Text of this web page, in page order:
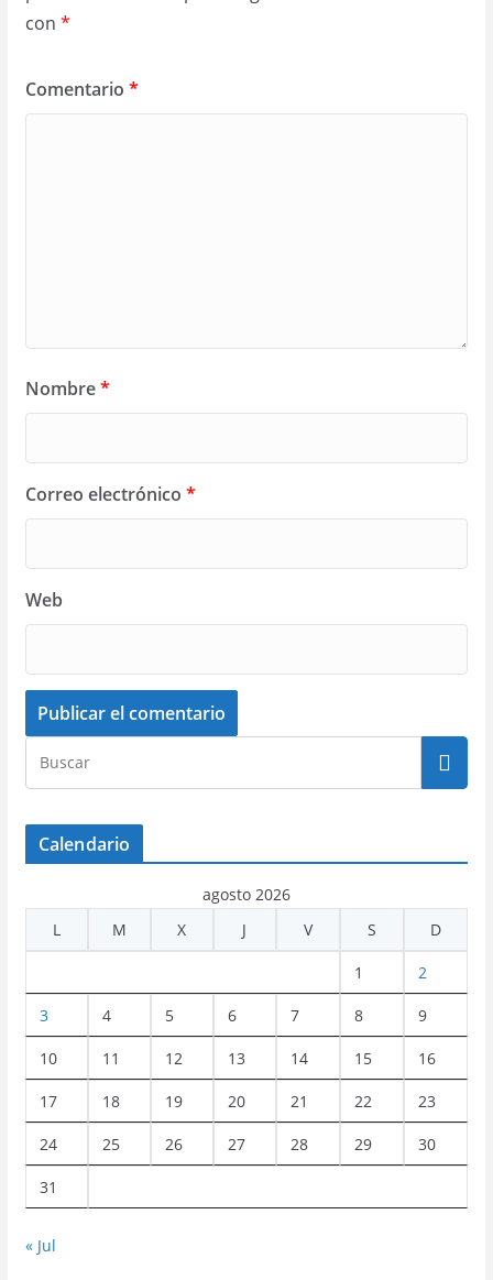
con *
Comentario *
Nombre*
Correo electrónico *
Web
Calendario
agosto 2026
L
M X J V S D
1 2
3 4 5 6 7 8 9
10 11 12 13 14 15 16
17 18 19 20 21 22 23
24 25 26 27 28 29 30
31
« Jul